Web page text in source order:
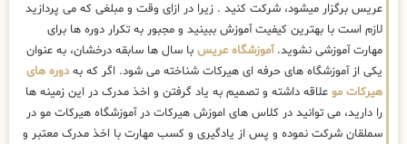
عریس برگزار میشود، شرکت کنید . زیرا در ازای وقت و مبلغی که می پردازید
لازم است با بهترین کیفیت آموزش ببینید و مجبور به تکرار دوره ها برای
مهارت آموزشی نشوید.آموزشگاه عریس با سال ها سابقه درخشان، به عنوان
یکی از آموزشگاه های حرفه ای هیرکات شناخته می شود. اگر که بهدوره های
هیرکات مو علاقه داشته و تصمیم به یاد گرفتن و اخذ مدرک در این زمینه ها
را دارید، می توانید در کلاس های اموزش هیرکات در آموزشگاه هیرکات مو در
سملقان شرکت نموده و پس از یادگیری و کسب مهارت با اخذ مدرک معتبر و